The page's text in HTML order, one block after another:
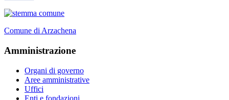
Comune di Arzachena
Amministrazione
Organi di governo
Aree amministrative
Uffici
Enti e fondazioni